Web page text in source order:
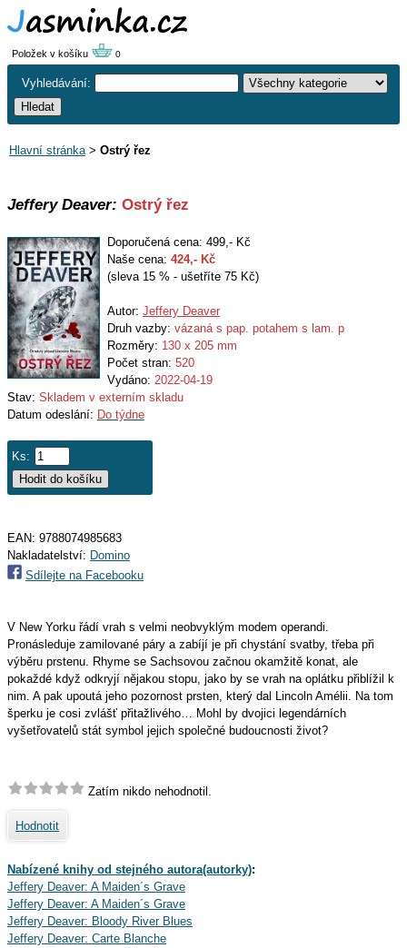
Položek v košíku 0
Vyhledávání:
Hlavní stránka> Ostrý řez
Jeffery Deaver: Ostrý řez
Doporučená cena: 499,- Kč
Naše cena: 424,- Kč
(sleva 15 % - ušetříte 75 Kč)
Autor: Jeffery Deaver
Druh vazby: vázaná s pap. potahem s lam. p
Rozměry: 130 x 205 mm
Počet stran: 520
Vydáno: 2022-04-19
Stav: Skladem v externím skladu
Datum odeslání: Do týdne
Ks:
EAN: 9788074985683
Nakladatelství: Domino
Sdílejte na Facebooku
V New Yorku řádí vrah s velmi neobvyklým modem operandi.
Pronásleduje zamilované páry a zabíjí je při chystání svatby, třeba při
výběru prstenu. Rhyme se Sachsovou začnou okamžitě konat, ale
pokaždé když odkryjí nějakou stopu, jako by se vrah na oplátku přiblížil k
nim. A pak upoutá jeho pozornost prsten, který dal Lincoln Amélii. Na tom
šperku je cosi zvlášť přitažlivého… Mohl by dvojici legendárních
vyšetřovatelů stát symbol jejich společné budoucnosti život?
Zatím nikdo nehodnotil.
Hodnotit
Nabízené knihy od stejného autora(autorky):
Jeffery Deaver: A Maiden´s Grave
Jeffery Deaver: A Maiden´s Grave
Jeffery Deaver: Bloody River Blues
Jeffery Deaver: Carte Blanche